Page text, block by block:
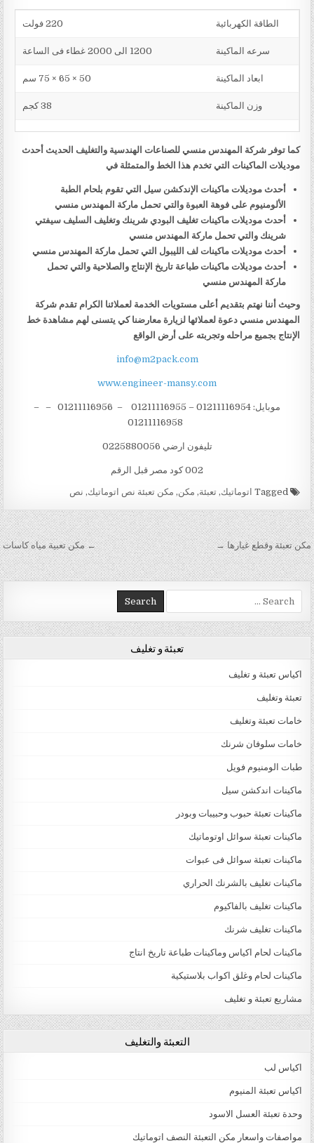
الطاقة الكهربائية 220 فولت
سرعه الماكينة 1200 الى 2000 غطاء فى الساعة
ابعاد الماكينة 50 × 65 × 75 سم
وزن الماكينة 38 كجم
كما توفر شركة المهندس منسي للصناعات الهندسية والتغليف الحديث أحدث
موديلات الماكينات التي تخدم هذا الخط والمتمثلة في
أحدث موديلات ماكينات الإندكشن سيل التي تقوم بلحام الطبة
الألومنيوم على فوهة العبوة والتي تحمل ماركة المهندس منسي
أحدث موديلات ماكينات تغليف البودي شرينك وتغليف السليف سيفتي
شرينك والتي تحمل ماركة المهندس منسي
أحدث موديلات ماكينات لف الليبول التي تحمل ماركة المهندس منسي
أحدث موديلات ماكينات طباعة تاريخ الإنتاج والصلاحية والتي تحمل
ماركة المهندس منسي
وحيث أننا نهتم بتقديم أعلى مستويات الخدمة لعملائنا الكرام تقدم شركة
المهندس منسي دعوة لعملائها لزيارة معارضنا كي يتسنى لهم مشاهدة خط
الإنتاج بجميع مراحله وتجربته على أرض الواقع
info@m2pack.com
www.engineer-mansy.com
موبايل: 01211116954 – 01211116955 – 01211116956 – –
تليفون ارضي 0225880056
002 كود مصر قبل الرقم
Tagged اتوماتيك,تعبئة, مكن, مكن تعبئة نص اتوماتيك, نص
تصفّح المقالات ← مكن تعبية مياه كاسات مكن تعبئة وقطع غيارها →
Search for:
تعبئة و تغليف
اكياس تعبئة و تغليف
تعبئة وتغليف
خامات تعبئة وتغليف
خامات سلوفان شرنك
طبات الومنيوم فويل
ماكينات اندكشن سيل
ماكينات تعبئة حبوب وحبيبات وبودر
ماكينات تعبئة سوائل اوتوماتيك
ماكينات تعبئة سوائل فى عبوات
ماكينات تغليف بالشرنك الحراري
ماكينات تغليف بالفاكيوم
ماكينات تغليف شرنك
ماكينات لحام اكياس وماكينات طباعة تاريخ انتاج
ماكينات لحام وغلق اكواب بلاستيكية
مشاريع تعبئة و تغليف
التعبئة والتغليف
اكياس لب
اكياس تعبئة المنيوم
وحدة تعبئة العسل الاسود
مواصفات واسعار مكن التعبئة النصف اتوماتيك